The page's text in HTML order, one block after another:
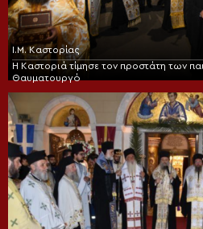
Ι.Μ. Καστορίας
Η Καστοριά τίμησε τον προστάτη των
Θαυματουργό